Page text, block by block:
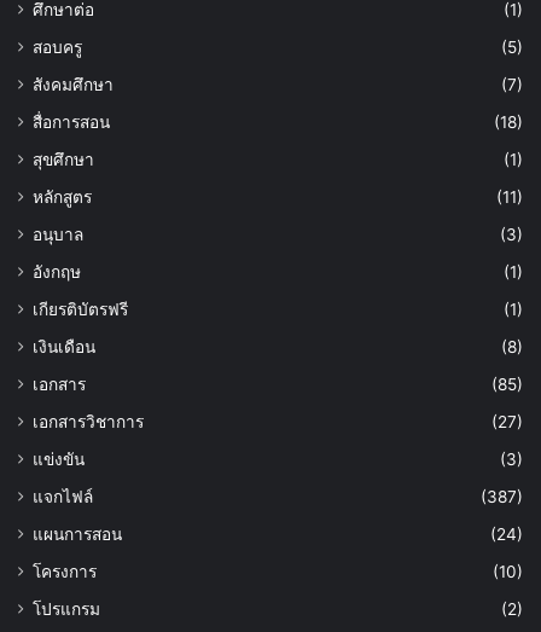
ศึกษาต่อ
(1)
สอบครู
(5)
สังคมศึกษา
(7)
สื่อการสอน
(18)
สุขศึกษา
(1)
หลักสูตร
(11)
อนุบาล
(3)
อังกฤษ
(1)
เกียรติบัตรฟรี
(1)
เงินเดือน
(8)
เอกสาร
(85)
เอกสารวิชาการ
(27)
แข่งขัน
(3)
แจกไฟล์
(387)
แผนการสอน
(24)
โครงการ
(10)
โปรแกรม
(2)